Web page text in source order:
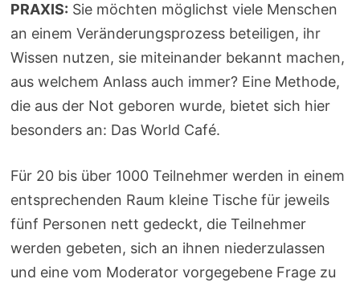
PRAXIS: Sie möchten möglichst viele Menschen
an einem Veränderungsprozess beteiligen, ihr
Wissen nutzen, sie miteinander bekannt machen,
aus welchem Anlass auch immer? Eine Methode,
die aus der Not geboren wurde, bietet sich hier
besonders an: Das World Café.
Für 20 bis über 1000 Teilnehmer werden in einem
entsprechenden Raum kleine Tische für jeweils
fünf Personen nett gedeckt, die Teilnehmer
werden gebeten, sich an ihnen niederzulassen
und eine vom Moderator vorgegebene Frage zu